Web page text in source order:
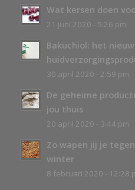
Wat kersen doen
21 juni 2020 - 5:26 pm
Bakuchiol: het
30 april 2020 - 2:59 pm
De geheime
jou thuis
20 april 2020 - 3:44 pm
Zo wapen jij je
winter
8 februari 2020 - 12:28